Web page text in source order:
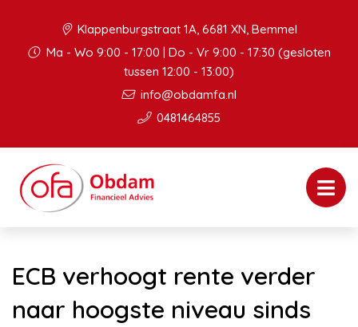
Klappenburgstraat 1A, 6681 XN, Bemmel
Ma - Wo 9:00 - 17:00 | Do - Vr 9:00 - 17:30 (gesloten
tussen 12:00 - 13:00)
info@obdamfa.nl
0481464855
ECB verhoogt rente verder
naar hoogste niveau sinds